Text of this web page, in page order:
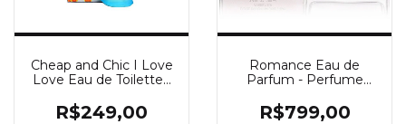
Cheap and Chic I Love
Love Eau de Toilette -
Moschino
R$249,00
Romance Eau de
Parfum - Perfume
Lauren
R$799,00